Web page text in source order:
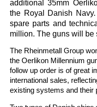
additional 35mm
the Royal Danish
spare parts and
million. The guns will be
The Rheinmetall Group
the Oerlikon Millennium
follow up order is of great
international sales,
existing systems and their